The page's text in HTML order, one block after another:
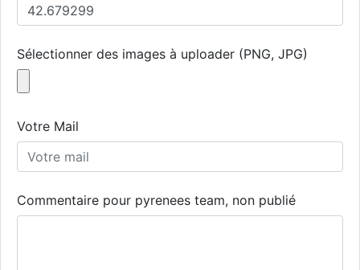
Sélectionner des images à uploader (PNG, JPG)
Votre Mail
Commentaire pour pyrenees team, non publié